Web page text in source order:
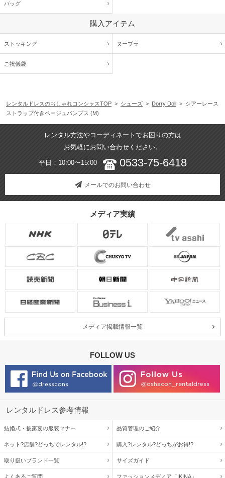
バッグ
購入アイテム
ストッキング ヌーブラ
ご祝儀袋
レンタルドレスのおしゃれコンシャスTOP > シューズ > Dorry Doll
> シアーレース
ストラップ付きベージュパンプス (M)
レンタル方法やコーディネートでお困りの方は
お気軽にお問い合わせください。
平日：10:00〜15:00 0533-75-6418
メールでのお問い合わせ
メディア実績
メディア掲載情報一覧
FOLLOW US
レンタルドレス参考情報
結婚式・披露宴の服装マナー 品質管理のご紹介
ネット?店舗?どっちでレンタル!? 購入?レンタル?どっちがお得!?
取り扱いブランド一覧 サイズガイド
よくあるご質問 ファッションメディア「IKINA」